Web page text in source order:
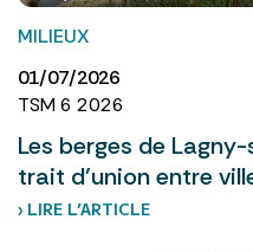
MILIEUX
01/07/2026
TSM 6 2026
Les berges de
trait d’union entre
› LIRE L’ARTICLE